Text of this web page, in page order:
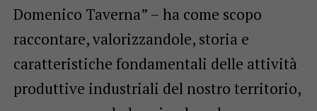
Domenico Taverna” – ha come scopo
raccontare, valorizzandole, storia e
caratteristiche fondamentali delle attività
produttive industriali del nostro territorio,